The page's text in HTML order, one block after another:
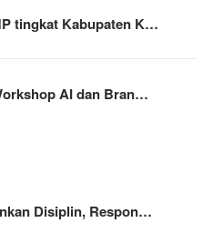
tingkat Kabupaten K…
AI dan Bran…
Disiplin, Respon…